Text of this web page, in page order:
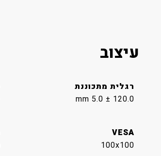
עיצוב
רגלית מתכוננת
120.0 ± 5.0 mm
VESA
100x100